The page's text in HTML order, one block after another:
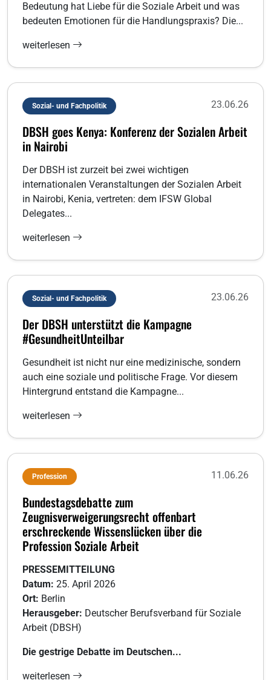
Bedeutung hat Liebe für die Soziale Arbeit und was
bedeuten Emotionen für die Handlungspraxis? Die...
weiterlesen
Sozial- und Fachpolitik 23.06.26
DBSH goes Kenya: Konferenz der Sozialen Arbeit
in Nairobi
Der DBSH ist zurzeit bei zwei wichtigen
internationalen Veranstaltungen der Sozialen Arbeit
in Nairobi, Kenia, vertreten: dem IFSW Global
Delegates...
weiterlesen
Sozial- und Fachpolitik 23.06.26
Der DBSH unterstützt die Kampagne
#GesundheitUnteilbar
Gesundheit ist nicht nur eine medizinische, sondern
auch eine soziale und politische Frage. Vor diesem
Hintergrund entstand die Kampagne...
weiterlesen
Profession 11.06.26
Bundestagsdebatte zum
Zeugnisverweigerungsrecht offenbart
erschreckende Wissenslücken über die
Profession Soziale Arbeit
PRESSEMITTEILUNG
Datum: 25. April 2026
Ort: Berlin
Herausgeber: Deutscher Berufsverband für Soziale
Arbeit (DBSH)
Die gestrige Debatte im Deutschen...
weiterlesen